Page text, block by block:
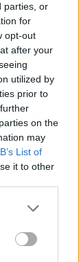
parties, or
for
opt-out
after your
utilized by
prior to
on the
may
List of
it to other
vėl
su
(1)